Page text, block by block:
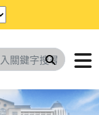
搜尋